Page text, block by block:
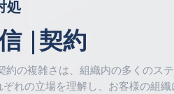
処
|契約
約の複雑さは、組織内の多くのス
ぞれの立場を理解し、お客様の組